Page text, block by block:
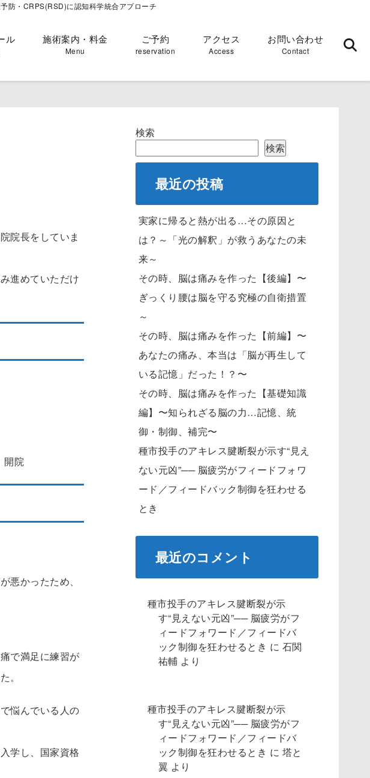
防・CRPS(RSD)に認知科学統合アプローチ
ル 施術案内・料金
Menu
ご予約
reservation
アクセス
Access
お問い合わせ
Contact
院長をしていま
進めていただけ
院
悪かったため、
で満足に練習が
。
悩んでいる人の
学し、国家資格
検索
検索
最近の投稿
実家に帰ると熱が出る…その原因と
は？～「光の解釈」が救うあなたの未
来～
その時、脳は痛みを作った【後編】〜
ぎっくり腰は脳を守る究極の自衛措置
～
その時、脳は痛みを作った【前編】〜
あなたの痛み、本当は「脳が再生して
いる記憶」だった！？〜
その時、脳は痛みを作った【基礎知識
編】〜知られざる脳の力…記憶、統
御・制御、補完〜
種市投手のアキレス腱断裂が示す“見え
ない元凶”── 脳疲労がフィードフォワ
ード／フィードバック制御を狂わせる
とき
最近のコメント
種市投手のアキレス腱断裂が示
す“見えない元凶”── 脳疲労がフ
ィードフォワード／フィードバ
ック制御を狂わせるとき に 石関
祐輔 より
種市投手のアキレス腱断裂が示
す“見えない元凶”── 脳疲労がフ
ィードフォワード／フィードバ
ック制御を狂わせるとき に 塔と
翼 より